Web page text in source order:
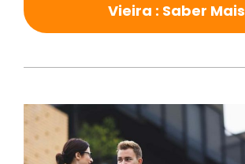
Vieira : Saber Mais